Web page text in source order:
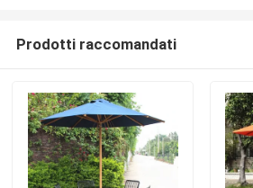
Prodotti raccomandati